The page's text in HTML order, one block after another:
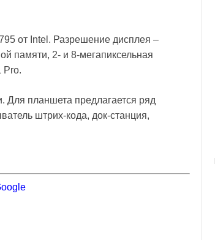
от Intel. Разрешение дисплея –
памяти, 2- и 8-мегапиксельная
Pro.
Для планшета предлагается ряд
штрих-кода, док-станция,